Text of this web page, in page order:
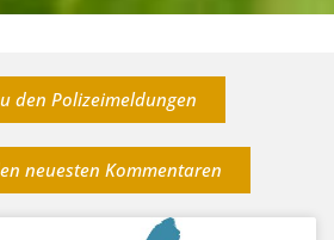
den Polizeimeldungen
neuesten Kommentaren